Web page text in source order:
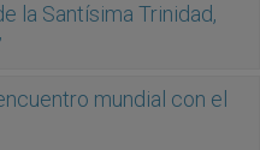
la Santísima Trinidad,
mundial con el